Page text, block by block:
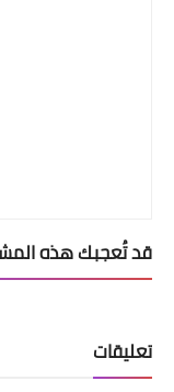
قد تُعجبك هذه
تعليقات